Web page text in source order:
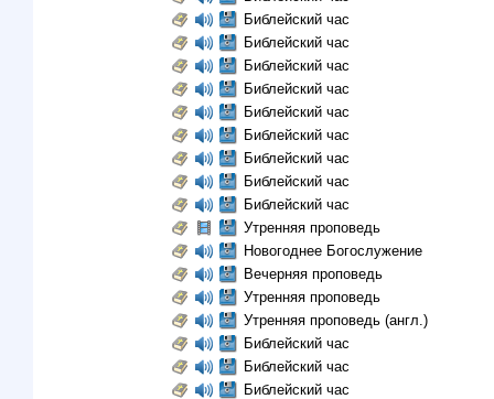
Библейский час
Библейский час
Библейский час
Библейский час
Библейский час
Библейский час
Библейский час
Библейский час
Библейский час
Утренняя проповедь
Новогоднее Богослужение
Вечерняя проповедь
Утренняя проповедь
Утренняя проповедь (англ.)
Библейский час
Библейский час
Библейский час